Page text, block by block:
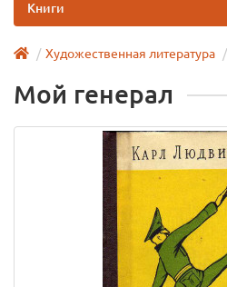
Книги
Художественная литература
Мой генерал